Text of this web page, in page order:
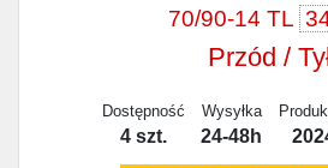
70/90-14 TL
Przód /
Dostępność
4 szt.
Wysyłka
24-48h